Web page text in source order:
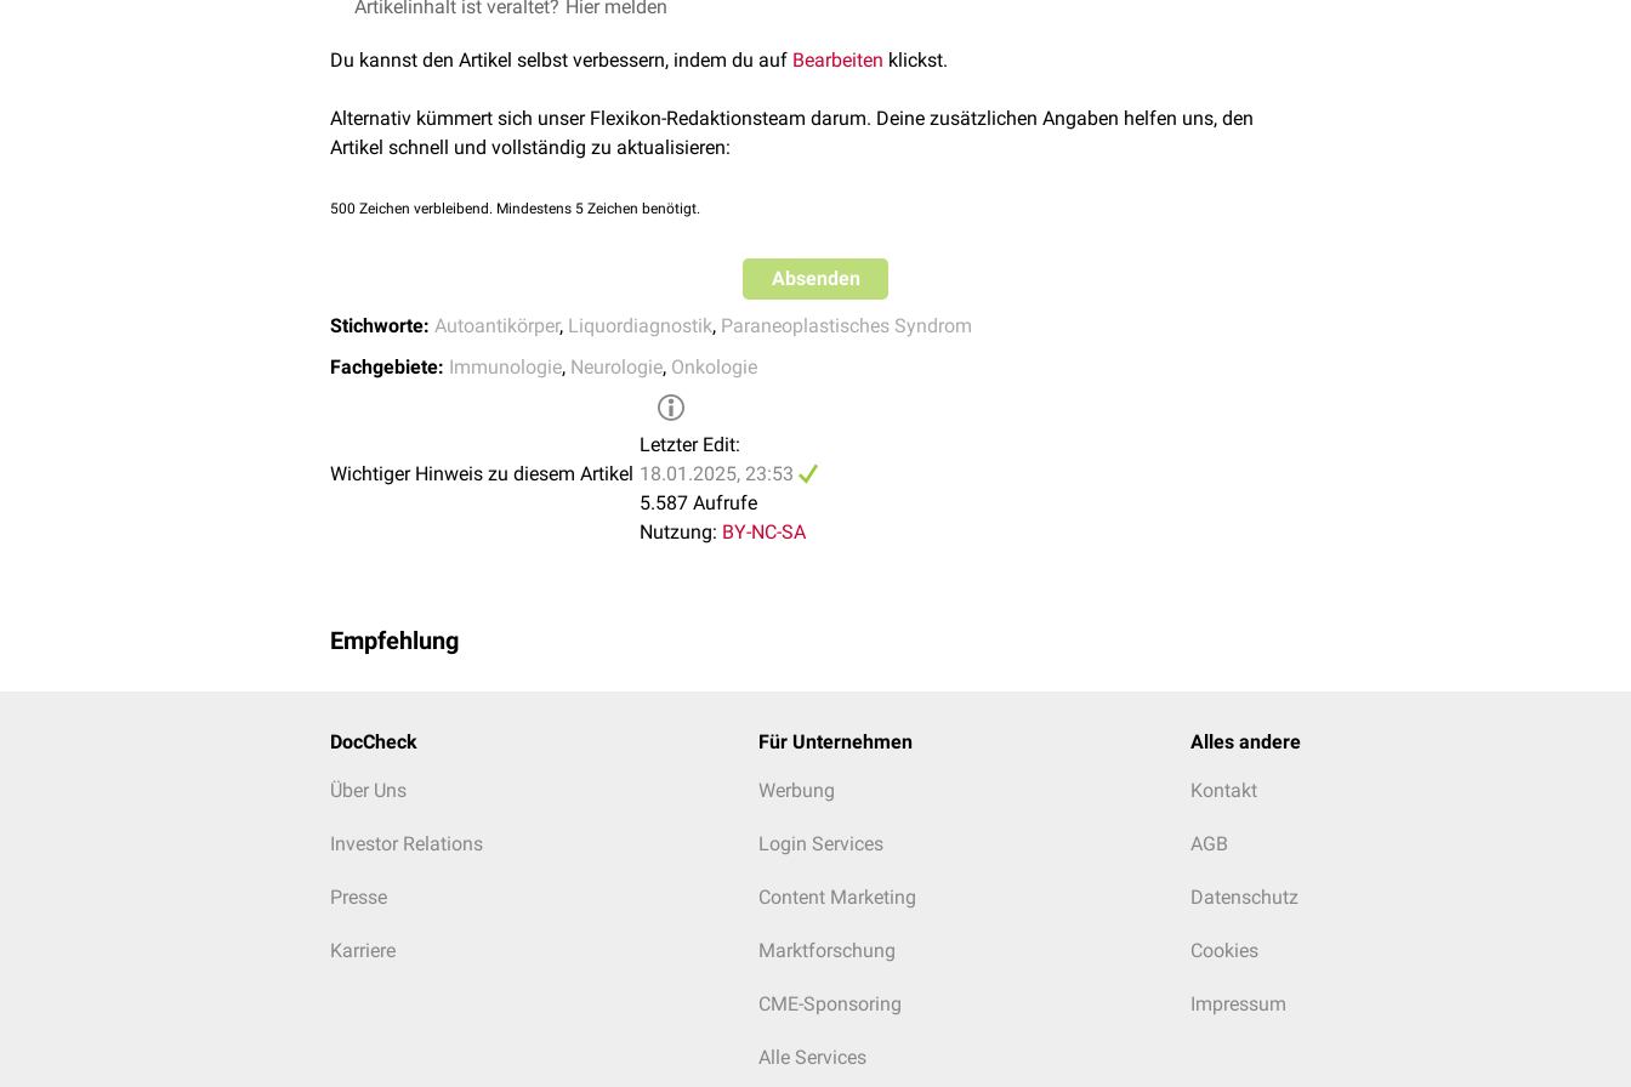
Primärtumor kann eineImmuntherapie, eine
keine generelle Empfehlung.
↑ Vedeler, C.A., Antoine, J.C., Giometto, B., Graus, F., Grisold, W., Hart, I.K., Honnorat, J., Sillevis Smitt, P.A.E.,
an EFNS Task Force. European Journal of Neurology, 13: 682-690.https://doi.org/10.1111/j.1468-
↑ Lindeck-Pozza, E., Grisold, W. Paraneoplastische neurologische Syndrome.Onkologe 19 , 290–300 (2013).
https://doi.org/10.1007/s00761-012-2409-5
Artikelinhalt ist veraltet? Hier melden
Du kannst den Artikel selbst verbessern, indem du auf Bearbeiten klickst.
Alternativ kümmert sich unser Flexikon-Redaktionsteam darum. Deine zusätzlichen Angaben helfen uns, den
Artikel schnell und vollständig zu aktualisieren:
500 Zeichen verbleibend. Mindestens 5 Zeichen benötigt.
Absenden
Stichworte: Autoantikörper, Liquordiagnostik, Paraneoplastisches Syndrom
Fachgebiete: Immunologie, Neurologie, Onkologie
Wichtiger Hinweis zu diesem Artikel
Letzter Edit:
18.01.2025, 23:53
5.587 Aufrufe
Nutzung: BY-NC-SA
Empfehlung
DocCheck
Über Uns
Investor Relations
Presse
Karriere
Für Unternehmen
Werbung
Login Services
Content Marketing
Marktforschung
CME-Sponsoring
Alle Services
Alles andere
Kontakt
AGB
Datenschutz
Cookies
Impressum